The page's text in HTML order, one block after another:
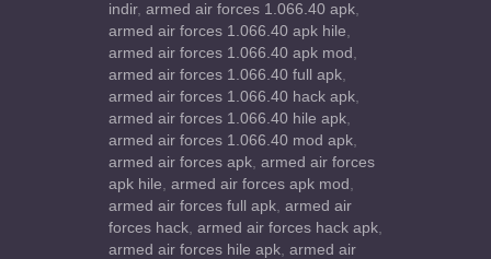
indir, armed air forces 1.066.40 apk
armed air forces 1.066.40 apk hile
armed air forces 1.066.40 apk mod
armed air forces 1.066.40 full apk
armed air forces 1.066.40 hack apk
armed air forces 1.066.40 hile apk
armed air forces 1.066.40 mod apk
armed air forces apk armed air forces
apk hile armed air forces apk mod
armed air forces full apk armed air
forces hack armed air forces hack apk
armed air forces hile apk armed air